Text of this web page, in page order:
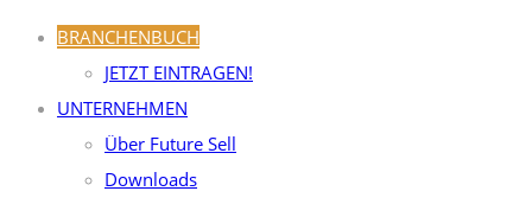
BRANCHENBUCH
JETZT EINTRAGEN!
UNTERNEHMEN
Über Future Sell
Downloads